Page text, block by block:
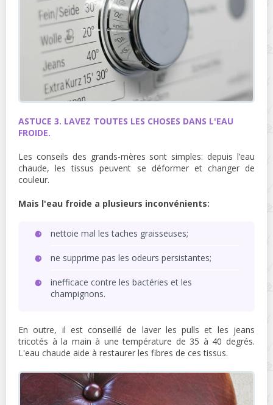
ASTUCE 3. LAVEZ TOUTES LES CHOSES DANS L'EAU
FROIDE.
Les conseils des grands-mères sont simples: depuis l’eau
chaude, les tissus peuvent se déformer et changer de
couleur.
Mais l'eau froide a plusieurs inconvénients:
nettoie mal les taches graisseuses;
ne supprime pas les odeurs persistantes;
inefficace contre les bactéries et les
champignons.
En outre, il est conseillé de laver les pulls et les jeans
tricotés à la main à une température de 35 à 40 degrés.
L'eau chaude aide à restaurer les fibres de ces tissus.